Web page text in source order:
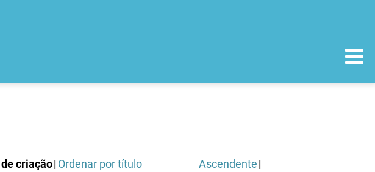
criação| Ordenar por título Ascendente|